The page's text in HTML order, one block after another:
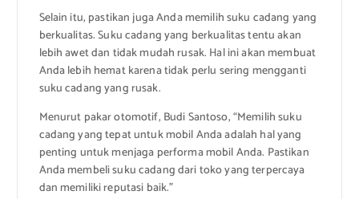
Selain itu, pastikan juga Anda memilih suku cadang yang
berkualitas. Suku cadang yang berkualitas tentu akan
lebih awet dan tidak mudah rusak. Hal ini akan membuat
Anda lebih hemat karena tidak perlu sering mengganti
suku cadang yang rusak.
Menurut pakar otomotif, Budi Santoso, “Memilih suku
cadang yang tepat untuk mobil Anda adalah hal yang
penting untuk menjaga performa mobil Anda. Pastikan
Anda membeli suku cadang dari toko yang terpercaya
dan memiliki reputasi baik.”